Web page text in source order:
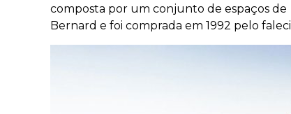
composta por um conjunto de espaços de
Bernard e foi comprada em 1992 pelo